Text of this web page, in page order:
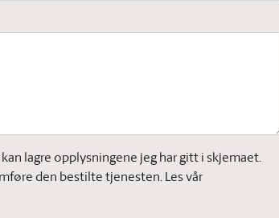
lagre opplysningene jeg har gitt i skjemaet.
den bestilte tjenesten. Les vår